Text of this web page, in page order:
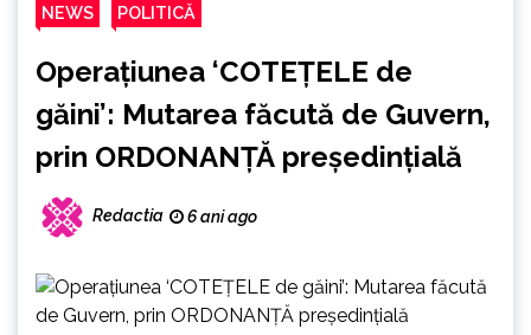
NEWS POLITICĂ
Operațiunea ‘COTEȚELE de
găini’: Mutarea făcută de Guvern,
prin ORDONANȚĂ președințială
Redactia 6 ani ago